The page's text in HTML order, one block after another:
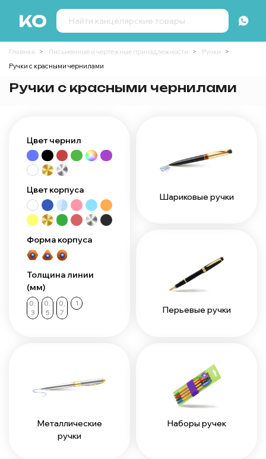
Главная Письменные и чертежные принадлежности
Ручки
Ручки с красными чернилами
Ручки с красными чернилами
Цвет чернил
Цвет корпуса
Форма корпуса
Толщина линии
(мм)
0,
3
0,
5
0,
7
1
Шариковые ручки
Перьевые ручки
Металлические
ручки
Наборы ручек